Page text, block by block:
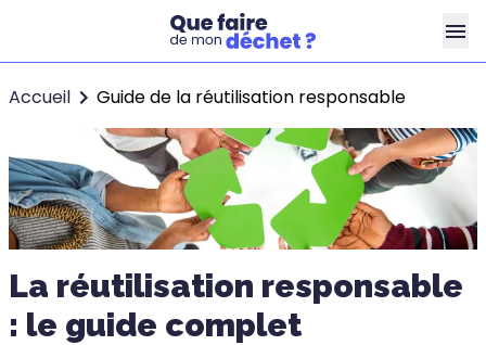
Accueil Guide de la réutilisation responsable
La réutilisation responsable
: le guide complet